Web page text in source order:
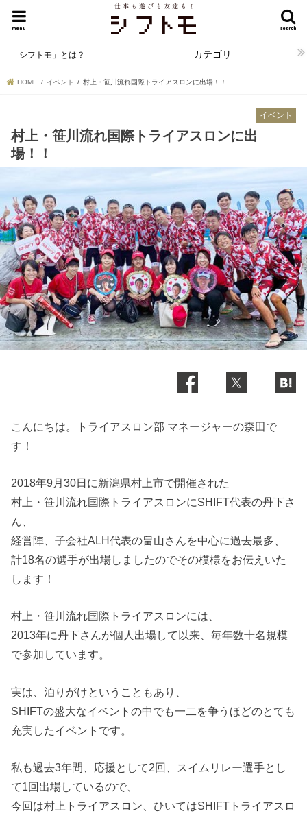
search
menu
「シフトモ」とは？ カテゴリ
HOME イベント 村上・笹川流れ国際トライアスロンに出場！！
イベント
村上・笹川流れ国際トライアスロンに出
場！！
こんにちは。トライアスロン部 マネージャーの森田で
す！
2018年9月30日に新潟県村上市で開催された
村上・笹川流れ国際トライアスロンにSHIFT代表の丹下さ
ん、
経営陣、子会社ALH代表の畠山さんを中心に過去最多、
計18名の選手が出場しましたのでその模様をお伝えいた
します！
村上・笹川流れ国際トライアスロンには、
2013年に丹下さんが個人出場して以来、毎年数十名規模
で参加しています。
実は、泊りがけということもあり、
SHIFTの盛大なイベントの中でも一二を争うほどのとても
充実したイベントです。
私も過去3年間、応援として2回、スイムリレー選手とし
て1回出場しているので、
今回は村上トライアスロン、ひいてはSHIFTトライアスロ